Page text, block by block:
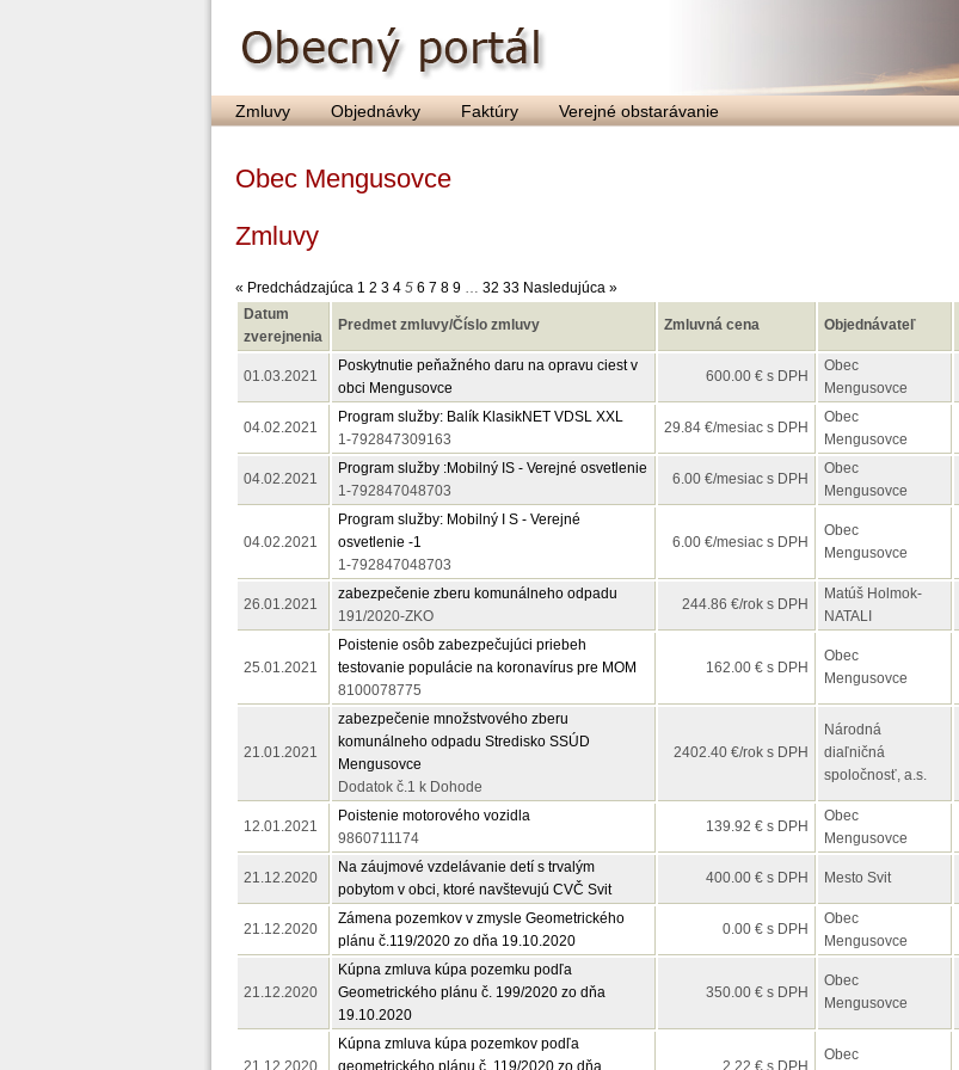
Zmluvy Objednávky Faktúry Verejné obstarávanie
Obec Mengusovce
Zmluvy
« Predchádzajúca 1 2 3 4 5 6 7 8 9 … 32 33 Nasledujúca »
Datum
zverejnenia
Predmet zmluvy/Číslo zmluvy Zmluvná cena Objednávateľ
01.03.2021
Poskytnutie peňažného daru na opravu ciest v
obci Mengusovce
600.00 € s DPH
Obec
Mengusovce
04.02.2021
Program služby: Balík KlasikNET VDSL XXL
1-792847309163
29.84 €/mesiac s DPH
Obec
Mengusovce
04.02.2021
Program služby :Mobilný IS - Verejné osvetlenie
1-792847048703
6.00 €/mesiac s DPH
Obec
Mengusovce
04.02.2021
Program služby: Mobilný I S - Verejné
osvetlenie -1
1-792847048703
6.00 €/mesiac s DPH
Obec
Mengusovce
26.01.2021
zabezpečenie zberu komunálneho odpadu
191/2020-ZKO
244.86 €/rok s DPH
Matúš Holmok-
NATALI
25.01.2021
Poistenie osôb zabezpečujúci priebeh
testovanie populácie na koronavírus pre MOM
8100078775
162.00 € s DPH
Obec
Mengusovce
21.01.2021
zabezpečenie množstvového zberu
komunálneho odpadu Stredisko SSÚD
Mengusovce
Dodatok č.1 k Dohode
2402.40 €/rok s DPH
Národná
diaľničná
spoločnosť, a.s.
12.01.2021
Poistenie motorového vozidla
9860711174
139.92 € s DPH
Obec
Mengusovce
21.12.2020
Na záujmové vzdelávanie detí s trvalým
pobytom v obci, ktoré navštevujú CVČ Svit
400.00 € s DPH Mesto Svit
21.12.2020
Zámena pozemkov v zmysle Geometrického
plánu č.119/2020 zo dňa 19.10.2020
0.00 € s DPH
Obec
Mengusovce
21.12.2020
Kúpna zmluva kúpa pozemku podľa
Geometrického plánu č. 199/2020 zo dňa
19.10.2020
350.00 € s DPH
Obec
Mengusovce
21.12.2020
Kúpna zmluva kúpa pozemkov podľa
geometrického plánu č. 119/2020 zo dňa
2.22 € s DPH
Obec